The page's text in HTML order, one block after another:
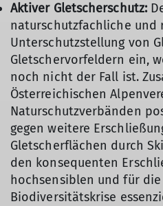
Aktiver Gletscherschutz:
naturschutzfachliche und
Unterschutzstellung von
Gletschervorfeldern ein,
noch nicht der Fall ist.
Österreichischen
Naturschutzverbänden
gegen weitere
Gletscherflächen durch
den konsequenten
hochsensiblen und für
Biodiversitätskrise